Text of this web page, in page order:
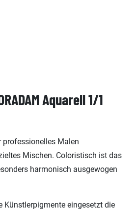
Aquarell 1/1
Malen
Mischen. Coloristisch ist das
harmonisch ausgewogen
Künstlerpigmente eingesetzt die